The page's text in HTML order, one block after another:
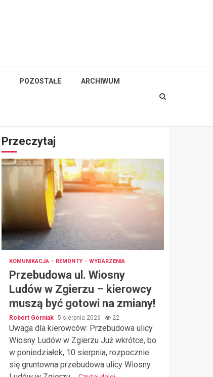
POZOSTAŁE ARCHIWUM
Przeczytaj
KOMUNIKACJA REMONTY WYDARZENIA
Przebudowa ul. Wiosny
Ludów w Zgierzu – kierowcy
muszą być gotowi na zmiany!
Robert Górniak 5 sierpnia 2026 22
Uwaga dla kierowców: Przebudowa ulicy
Wiosny Ludów w Zgierzu Już wkrótce, bo
w poniedziałek, 10 sierpnia, rozpocznie
się gruntowna przebudowa ulicy Wiosny